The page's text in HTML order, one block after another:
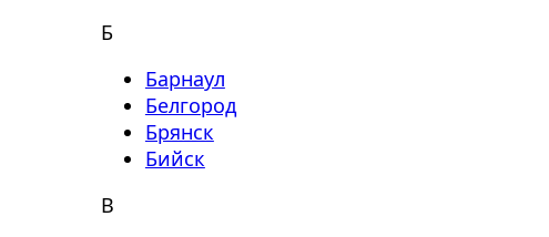
Б
Барнаул
Белгород
Брянск
Бийск
В